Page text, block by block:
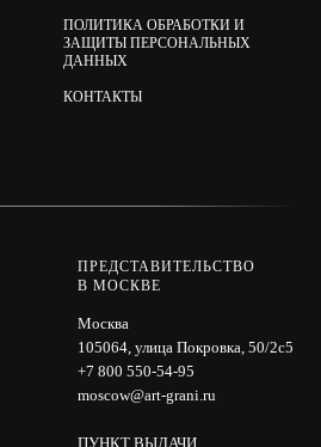
ПОЛИТИКА ОБРАБОТКИ И
ЗАЩИТЫ ПЕРСОНАЛЬНЫХ
ДАННЫХ
КОНТАКТЫ
ПРЕДСТАВИТЕЛЬСТВО
В МОСКВЕ
Москва
105064, улица Покровка, 50/2с5
+7 800 550-54-95
moscow@art-grani.ru
ПУНКТ ВЫДАЧИ